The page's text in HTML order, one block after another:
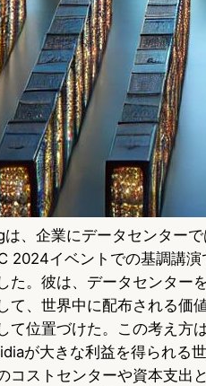
、企業にデータセンター
2024イベントでの基調講
た。彼は、データセンター
て、世界中に配布される価
て位置づけた。この考え方
が大きな利益を得られる
コストセンターや資本支出